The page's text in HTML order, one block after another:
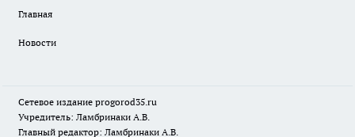
Главная
Новости
Сетевое издание progorod35.ru
Учредитель: Ламбринаки А.В.
Главный редактор: Ламбринаки А.В.